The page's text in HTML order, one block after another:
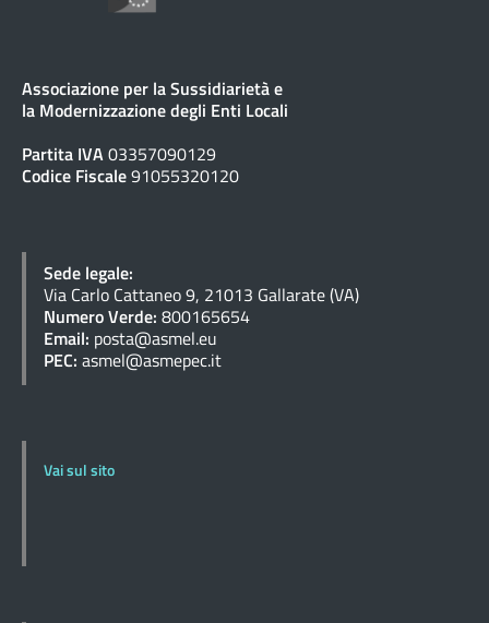
Associazione per la Sussidiarietà e
la Modernizzazione degli Enti Locali
Partita IVA03357090129
Codice Fiscale91055320120
Sede legale:
Via Carlo Cattaneo 9, 21013 Gallarate (VA)
Numero Verde: 800165654
Email: posta@asmel.eu
PEC: asmel@asmepec.it
Vai sul sito